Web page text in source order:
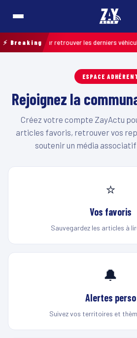
⚡ Breaking
de terrain pour retrouver les derniers
ESPACE
Rejoignez la
Créez votre compte ZayActu
articles favoris, retrouver vos
soutenir un média
⭐
Vos favoris
Sauvegardez les articles à
🔔
Alertes perso
Suivez vos territoires et